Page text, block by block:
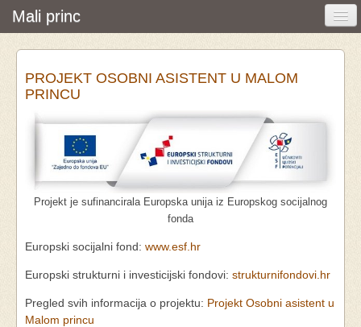
Mali princ
Početna
Vijesti i događanja
Udruga
Pretraživanje
PROJEKT OSOBNI ASISTENT U MALOM
PRINCU
Projekt je sufinancirala Europska unija iz Europskog socijalnog
fonda
Europski socijalni fond: www.esf.hr
Europski strukturni i investicijski fondovi: strukturnifondovi.hr
Pregled svih informacija o projektu: Projekt Osobni asistent u
Malom princu